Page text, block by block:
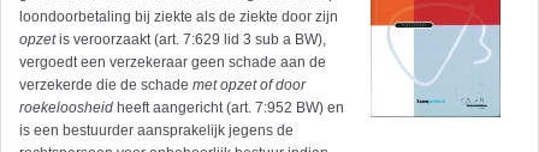
loondoorbetaling bij ziekte als de ziekte door zijn
opzetis veroorzaakt (art. 7:629 lid 3 sub a BW),
vergoedt een verzekeraar geen schade aan de
verzekerde die de schade met opzet of door
roekeloosheid heeft aangericht (art. 7:952 BW) en
is een bestuurder aansprakelijk jegens de